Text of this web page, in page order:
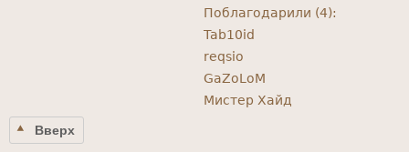
Поблагодарили (4):
Tab10id
reqsio
GaZoLoM
Мистер Хайд
Вверх